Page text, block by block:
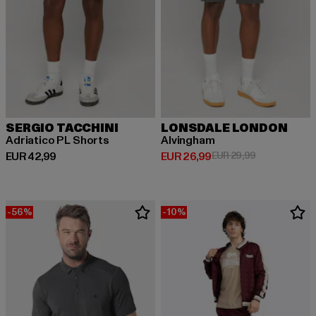
SERGIO TACCHINI
Adriatico PL Shorts
EUR 42,99
Huidige prijs: EUR 42,99
LONSDALE LONDON
Alvingham
EUR 26,99
Huidige prijs: EUR 26,99
EUR 29,99Actieprijs:
-56% -10%